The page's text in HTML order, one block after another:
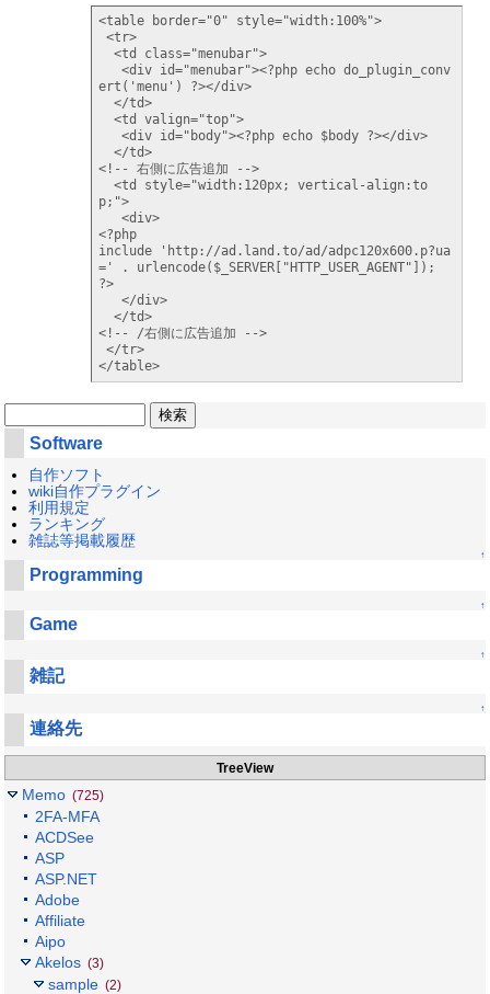
<table border="0" style="width:100%">
ert('menu') ?></div>
<!-- 右側に広告追加 -->
p;">
<?php
include 'http://ad.land.to/ad/adpc120x600.p?ua
=' . urlencode($_SERVER["HTTP_USER_AGENT"]);
?>
<!-- /右側に広告追加 -->
</table>
Software
自作ソフト
wiki自作プラグイン
利用規定
ランキング
雑誌等掲載履歴
↑
Programming
↑
Game
↑
雑記
↑
連絡先
TreeView
Memo (725)
2FA-MFA
ACDSee
ASP
ASP.NET
Adobe
Affiliate
Aipo
Akelos (3)
sample (2)